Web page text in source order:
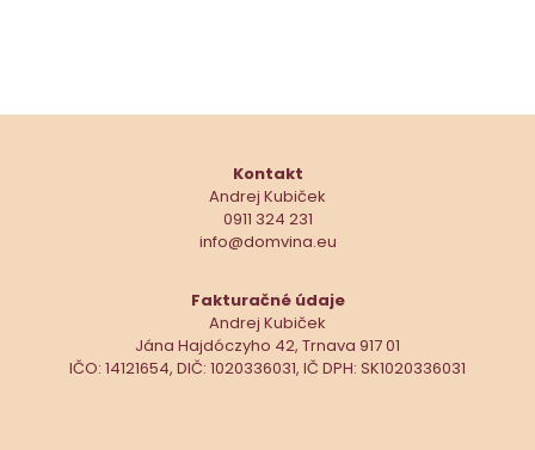
Kontakt
Andrej Kubiček
0911 324 231
info@domvina.eu
Fakturačné údaje
Andrej Kubiček
Jána Hajdóczyho 42, Trnava 917 01
IČO: 14121654, DIČ: 1020336031, IČ DPH: SK1020336031